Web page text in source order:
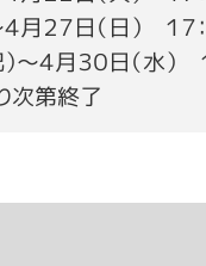
月２７日（日） １７
～４月３０日（水）
次第終了